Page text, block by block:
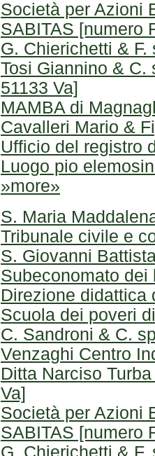
SABITAS [numero
G. Chierichetti &
51133 Va]
MAMBA di
Cavalleri Mario &
Ufficio del registro
Luogo pio
»more»
S. Maria
Tribunale civile e
S. Giovanni
Subeconomato
Direzione didattica
Scuola dei poveri
C. Sandroni & C.
Venzaghi Centro
Va]
SABITAS [numero